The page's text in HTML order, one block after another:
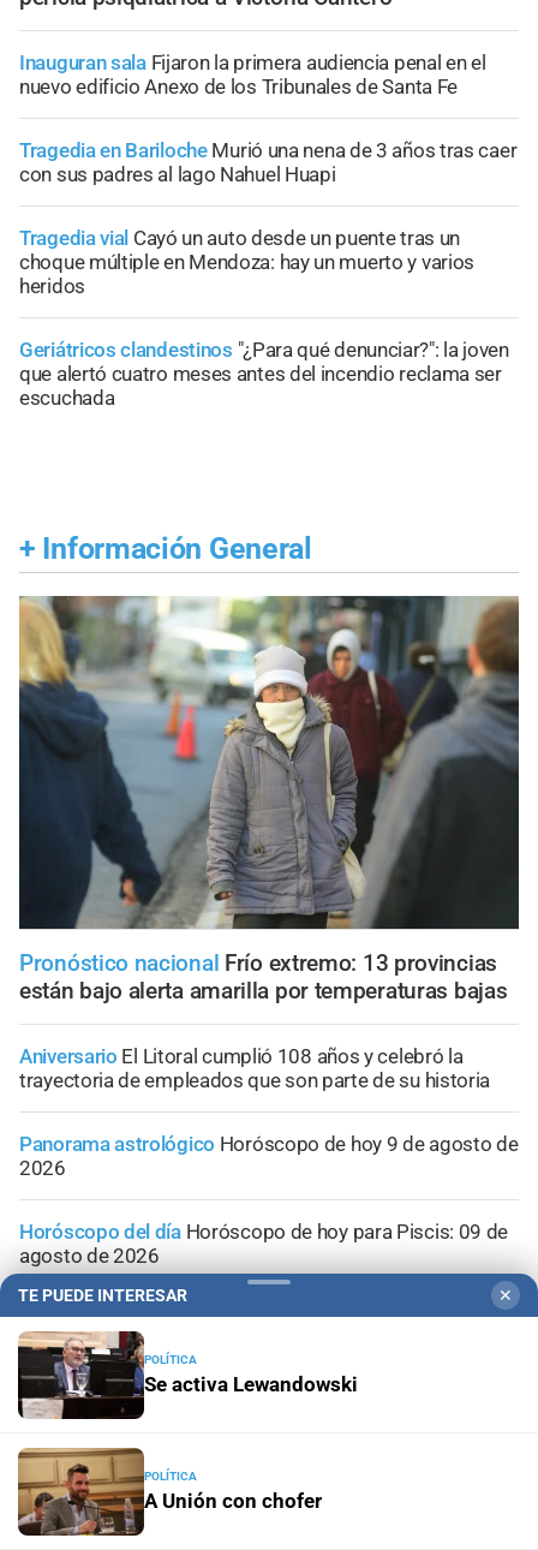
Inauguran sala Fijaron la primera audiencia penal en el
nuevo edificio Anexo de los Tribunales de Santa Fe
Tragedia en Bariloche Murió una nena de 3 años tras caer
con sus padres al lago Nahuel Huapi
Tragedia vial Cayó un auto desde un puente tras un
choque múltiple en Mendoza: hay un muerto y varios
heridos
Geriátricos clandestinos "¿Para qué denunciar?": la joven
que alertó cuatro meses antes del incendio reclama ser
escuchada
+ Información General
Pronóstico nacional Frío extremo: 13 provincias
están bajo alerta amarilla por temperaturas bajas
Aniversario El Litoral cumplió 108 años y celebró la
trayectoria de empleados que son parte de su historia
Panorama astrológico Horóscopo de hoy 9 de agosto de
2026
Horóscopo del día Horóscopo de hoy para Piscis: 09 de
agosto de 2026
Horóscopo del díaHoróscopo de hoy para Acuario: 09
de agosto de 2026
TE PUEDE INTERESAR ✕
POLÍTICA
Se activa Lewandowski
POLÍTICA
A Unión con chofer